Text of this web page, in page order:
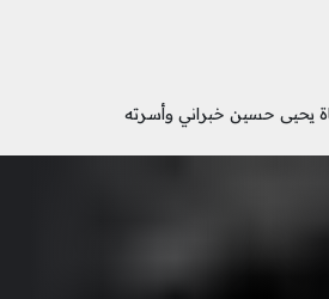
يحيى حسين خبراني وأسرته